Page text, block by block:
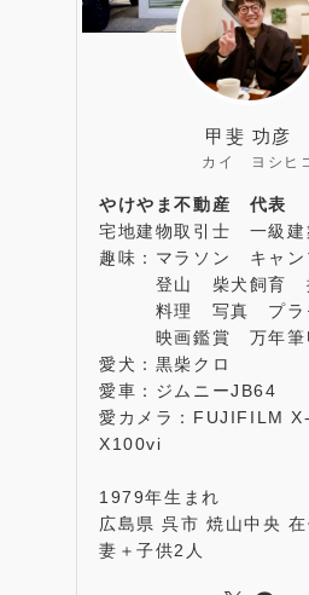
甲斐 功彦
カイ ヨシヒ
やけやま不動産 代表
宅地建物取引士 一級建
趣味：マラソン キャン
登山 柴犬飼育
料理 写真 プラ
映画鑑賞 万年筆
愛犬：黒柴クロ
愛車：ジムニーJB64
愛カメラ：FUJIFILM
X100vi
1979年生まれ
広島県 呉市 焼山中央 在
妻＋子供2人